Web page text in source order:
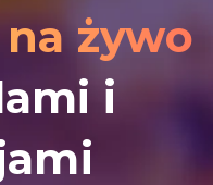
na żywo
i